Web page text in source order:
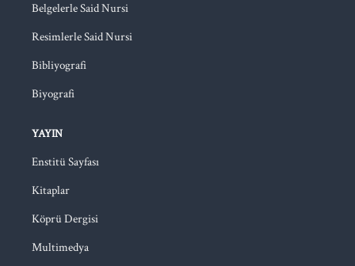
Belgelerle Said Nursi
Resimlerle Said Nursi
Bibliyografi
Biyografi
YAYIN
Enstitü Sayfası
Kitaplar
Köprü Dergisi
Multimedya